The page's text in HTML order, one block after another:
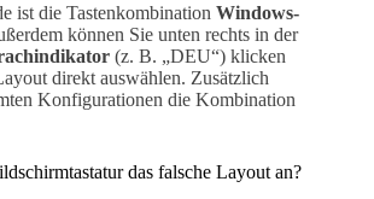
ist die Tastenkombination Windows-
können Sie unten rechts in der
(z. B. „DEU“) klicken
direkt auswählen. Zusätzlich
Konfigurationen die Kombination
das falsche Layout an?